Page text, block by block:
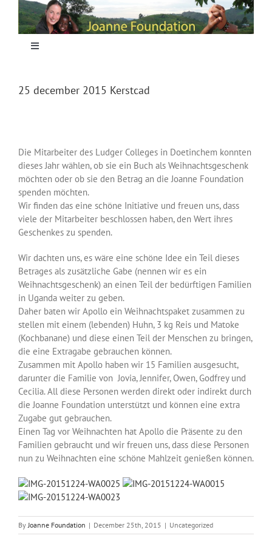
content
Toggle
Projecten
Nieuws
Sponsoring
Over ons
Contact
25 december 2015 Kerstcad
Die Mitarbeiter des Ludger Colleges in Doetinchem konnten
dieses Jahr wählen, ob sie ein Buch als Weihnachtsgeschenk
möchten oder ob sie den Betrag an die Joanne Foundation
spenden möchten.
Wir finden das eine schöne Initiative und freuen uns, dass
viele der Mitarbeiter beschlossen haben, den Wert ihres
Geschenkes zu spenden.
Wir dachten uns, es wäre eine schöne Idee ein Teil dieses
Betrages als zusätzliche Gabe (nennen wir es ein
Weihnachtsgeschenk) an einen Teil der bedürftigen Familien
in Uganda weiter zu geben.
Daher baten wir Apollo ein Weihnachtspaket zusammen zu
stellen mit einem (lebenden) Huhn, 3 kg Reis und Matoke
(Kochbanane) und diese einen Teil der Menschen zu bringen,
die eine Extragabe gebrauchen können.
Zusammen mit Apollo haben wir 15 Familien ausgesucht,
darunter die Familie von Jovia, Jennifer, Owen, Godfrey und
Cecilia. All diese Personen werden direkt oder indirekt durch
die Joanne Foundation unterstützt und können eine extra
Zugabe gut gebrauchen.
Einen Tag vor Weihnachten hat Apollo die Präsente zu den
Familien gebraucht und wir freuen uns, dass diese Personen
nun zu Weihnachten eine schöne Mahlzeit genießen können.
By Joanne Foundation | December 25th, 2015 | Uncategorized